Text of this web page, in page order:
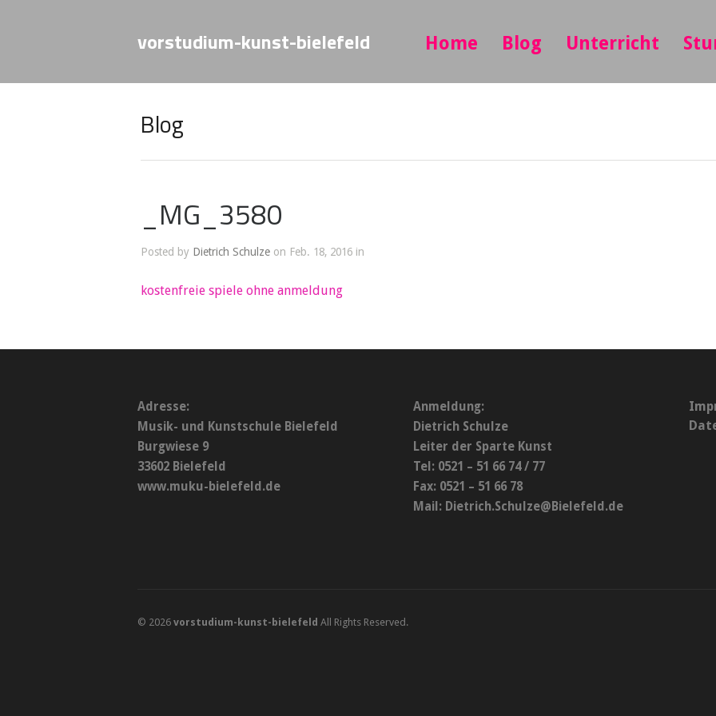
vorstudium-kunst-bielefeld Home Blog Unterricht
Blog
_MG_3580
Posted by Dietrich Schulze on Feb. 18, 2016 in
kostenfreie spiele ohne anmeldung
Adresse:
Musik- und Kunstschule Bielefeld
Burgwiese 9
33602 Bielefeld
www.muku-bielefeld.de
Anmeldung:
Dietrich Schulze
Leiter der Sparte Kunst
Tel: 0521 – 51 66 74 / 77
Fax: 0521 – 51 66 78
Mail: Dietrich.Schulze@Bielefeld.de
© 2026 vorstudium-kunst-bielefeld All Rights Reserved.